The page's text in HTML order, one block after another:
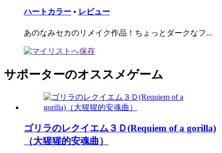
ハートカラー • レビュー
あのなみセカのリメイク作品！ちょっとダークなフ...
サポーターのオススメゲーム
ゴリラのレクイエム３Ｄ(Requiem of a gorilla)
（大猩猩的安魂曲）